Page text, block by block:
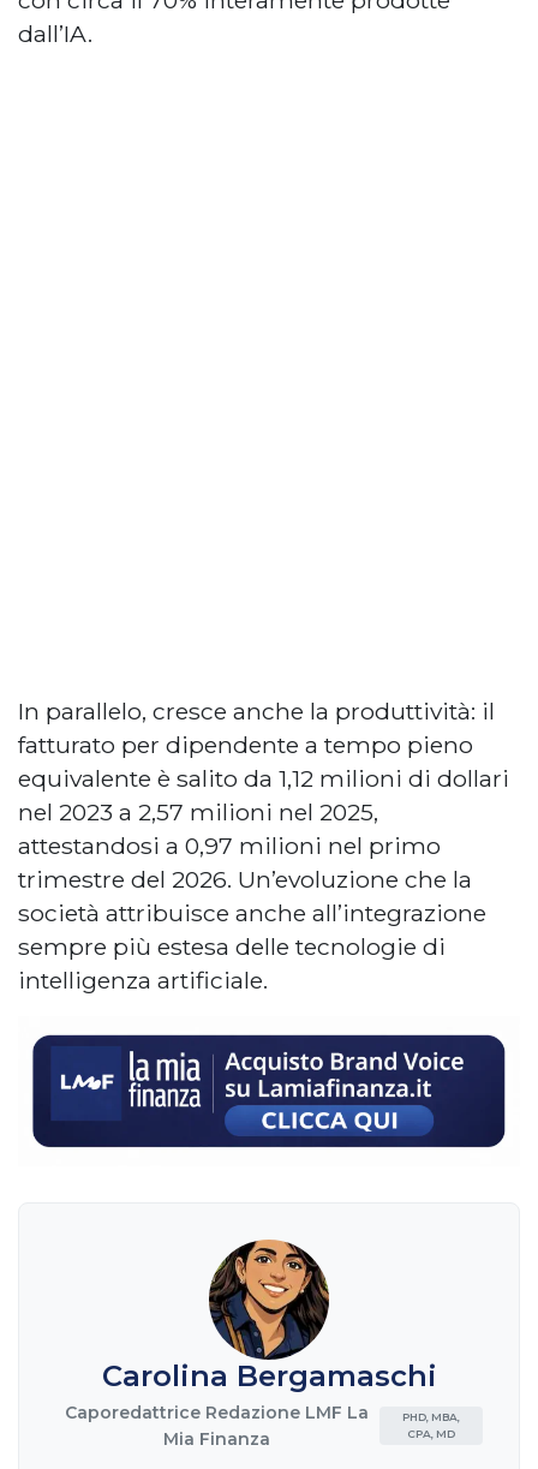
dall’IA.
In parallelo, cresce anche la produttività: il
fatturato per dipendente a tempo pieno
equivalente è salito da 1,12 milioni di dollari
nel 2023 a 2,57 milioni nel 2025,
attestandosi a 0,97 milioni nel primo
trimestre del 2026. Un’evoluzione che la
società attribuisce anche all’integrazione
sempre più estesa delle tecnologie di
intelligenza artificiale.
Carolina Bergamaschi
Caporedattrice Redazione LMF La
Mia Finanza
PHD, MBA,
CPA, MD